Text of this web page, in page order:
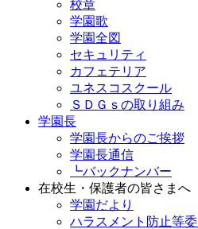
校章
学園歌
学園全図
セキュリティ
カフェテリア
ユネスコスクール
ＳＤＧｓの取り組み
学園長
学園長からのご挨拶
学園長通信
┗バックナンバー
在校生・保護者の皆さまへ
学園だより
ハラスメント防止等